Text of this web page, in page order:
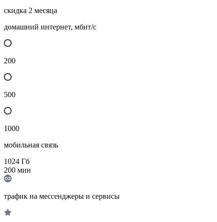
скидка 2 месяца
домашний интернет, мбит/с
200
500
1000
мобильная связь
1024 Гб
200 мин
трафик на мессенджеры и сервисы